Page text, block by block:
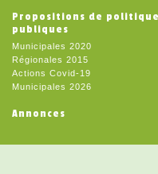
Propositions de
publiques
Municipales 2020
Régionales 2015
Actions Covid-19
Municipales 2026
Annonces